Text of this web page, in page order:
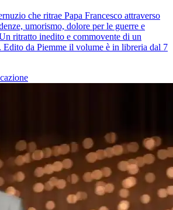
che ritrae Papa Francesco attraverso
umorismo, dolore per le guerre e
ritratto inedito e commovente di un
Edito da Piemme il volume è in libreria dal 7